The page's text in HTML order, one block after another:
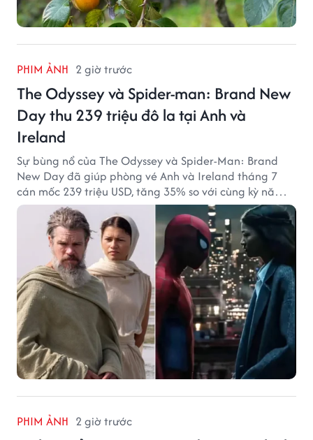
PHIM ẢNH 2 giờ trước
The Odyssey và Spider-man: Brand New
Day thu 239 triệu đô la tại Anh và
Ireland
Sự bùng nổ của The Odyssey và Spider-Man: Brand
New Day đã giúp phòng vé Anh và Ireland tháng 7
cán mốc 239 triệu USD, tăng 35% so với cùng kỳ năm
ngoái.
PHIM ẢNH 2 giờ trước